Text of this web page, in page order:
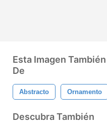
Esta Imagen
De
Abstracto Ornamento
Descubra También